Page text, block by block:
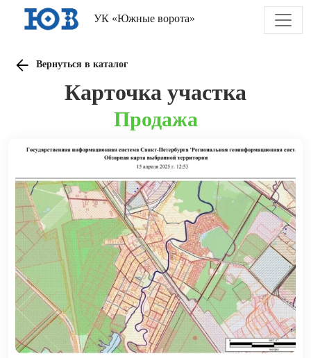
УК «Южные ворота»
Вернуться в каталог
Карточка участка
Продажа